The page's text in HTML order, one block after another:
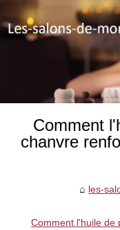
Comment
chanvre
les-
Comment l'huile de